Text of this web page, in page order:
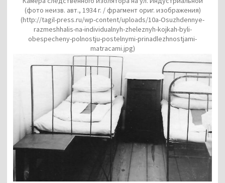
(фото неизв. авт., 1934 г. / фрагмент ориг. изображения)
(http://tagil-press.ru/wp-content/uploads/10a-Osuzhdennye-
razmeshhalis-na-individualnyh-zheleznyh-kojkah-byli-
obespecheny-polnostju-postelnymi-prinadlezhnostjami-
matracami.jpg)